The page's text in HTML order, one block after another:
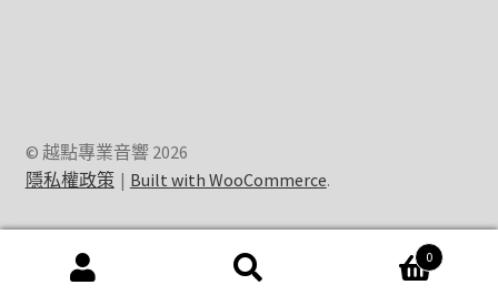
© 越點專業音響 2026
隱私權政策
Built with WooCommerce.
0